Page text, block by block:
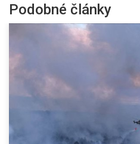
Podobné články